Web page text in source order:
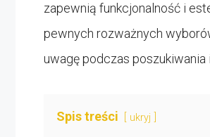
zapewnią funkcjonalność i
pewnych rozważnych
uwagę podczas
Spis treści ukryj